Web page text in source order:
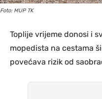
Foto: MUP TK
Toplije vrijeme donosi i
mopedista na cestama
povećava rizik od